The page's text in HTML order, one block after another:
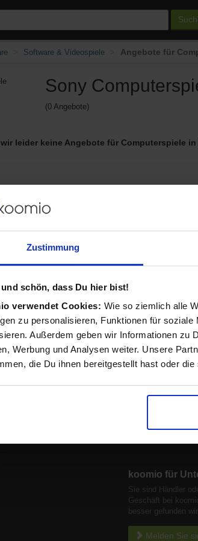
Zustimmung
und schön, dass Du hier bist!
verwendet Cookies: Wie so ziemlich alle
zu personalisieren, Funktionen für
Außerdem geben wir Informationen zu
Werbung und Analysen weiter. Unsere
die Du ihnen bereitgestellt hast oder
Software & Videospiele Angebote für
Sony
(0 Angebote)
leider keine Angebote für Computerspiele in
koomio für
Sie sind Händler
Geschäft bei
besser gefunden
Melden Sie